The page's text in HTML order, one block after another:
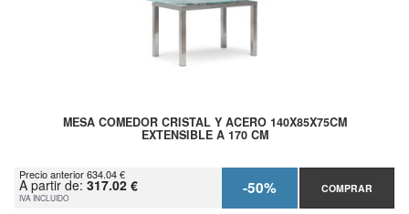
MESA COMEDOR CRISTAL Y ACERO 140X85X75CM
EXTENSIBLE A 170 CM
Precio anterior 634.04 €
A partir de: 317.02 €
IVA INCLUIDO -50% COMPRAR